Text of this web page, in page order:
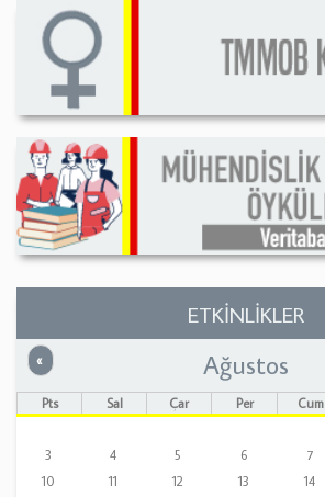
ETKİNLİKLER
« Önceki Ağustos
Pts Sal Çar Per Cum
3
4 5 6 7
10
11 12 13 14